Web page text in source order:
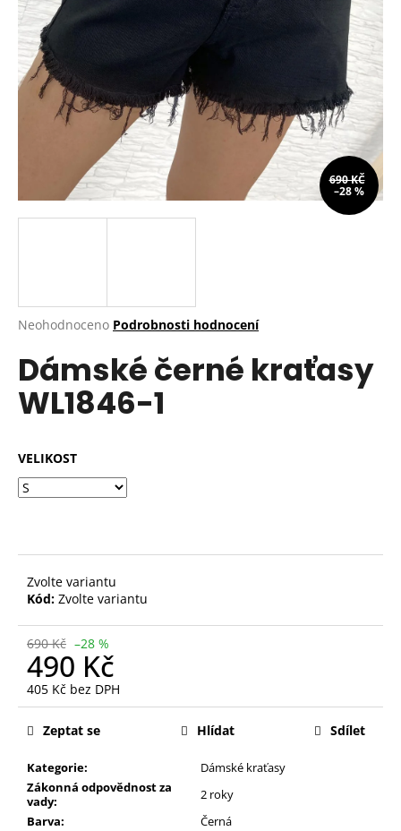
Průměrné
produktu
je
0,0
z
Neohodnoceno Podrobnosti hodnocení
Dámské černé kraťasy
WL1846-1
VELIKOST
Zvolte variantu
Kód: Zvolte variantu
690 Kč –28 %
490 Kč
405 Kč bez DPH
Měrná
Kategorie:
Dámské kraťasy
Zákonná odpovědnost za
vady:
2 roky
Barva:
Černá
Zeptat se Hlídat Sdílet
690 KČ
–28 %
a
j
í
t
o
p
r
u
č
e
m
e
PANTOFLE
856-
03BE
310
Kč
Původně:
630
Kč